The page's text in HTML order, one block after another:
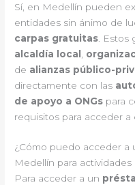
Sí, en Medellín pueden
entidades sin ánimo de
carpas gratuitas .
alcaldía local
de alianzas público-
directamente con las
de apoyo a ONGs para
requisitos para acceder a
¿Cómo puedo acceder a
Medellín para
Para acceder a un